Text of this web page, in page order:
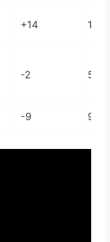
+14 1er
-2
-9